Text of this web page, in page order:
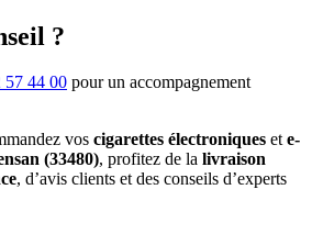
?
57 44 00 pour un accompagnement
vos cigarettes électroniques ete-
(33480), profitez de la livraison
, d’avis clients et des conseils d’experts